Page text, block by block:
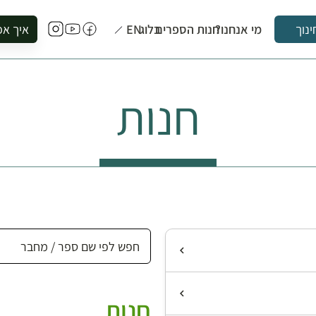
מי אנחנו?חנות הספריםבלוגEN איך
להזמין
לתאם
חנות